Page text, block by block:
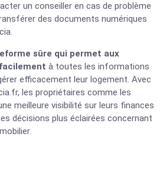
un conseiller en cas de problème
des documents numériques
sûre qui permet aux
à toutes les informations
efficacement leur logement. Avec
les propriétaires comme les
meilleure visibilité sur leurs finances
décisions plus éclairées concernant